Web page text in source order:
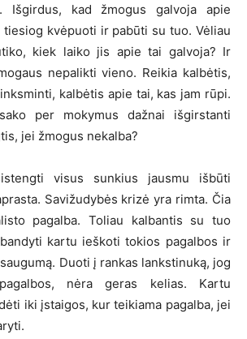
Išgirdus, kad žmogus galvoja apie
kvėpuoti ir pabūti su tuo. Vėliau
kiek laiko jis apie tai galvoja? Ir
nepalikti vieno. Reikia kalbėtis,
kalbėtis apie tai, kas jam rūpi.
per mokymus dažnai išgirstanti
jei žmogus nekalba?
visus sunkius jausmu išbūti
Savižudybės krizė yra rimta. Čia
pagalba. Toliau kalbantis su tuo
kartu ieškoti tokios pagalbos ir
Duoti į rankas lankstinuką, jog
nėra geras kelias. Kartu
iki įstaigos, kur teikiama pagalba, jei